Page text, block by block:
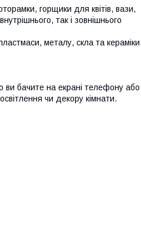
горщики для квітів, вази,
так і зовнішнього
металу, скла та кераміки.
ви бачите на екрані телефону або
чи декору кімнати.